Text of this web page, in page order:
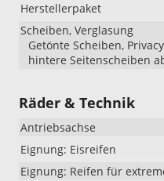
Herstellerpaket
Scheiben, Verglasung
Getönte Scheiben,
hintere Seitenscheiben
Räder & Technik
Antriebsachse
Eignung: Eisreifen
Eignung: Reifen für